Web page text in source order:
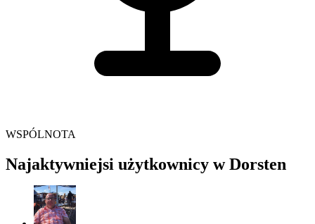
WSPÓLNOTA
Najaktywniejsi użytkownicy w Dorsten